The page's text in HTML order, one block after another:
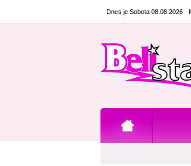
Dnes je Sobota 08.08.2026